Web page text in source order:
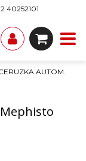
40252101
AUTOM.
Mephisto